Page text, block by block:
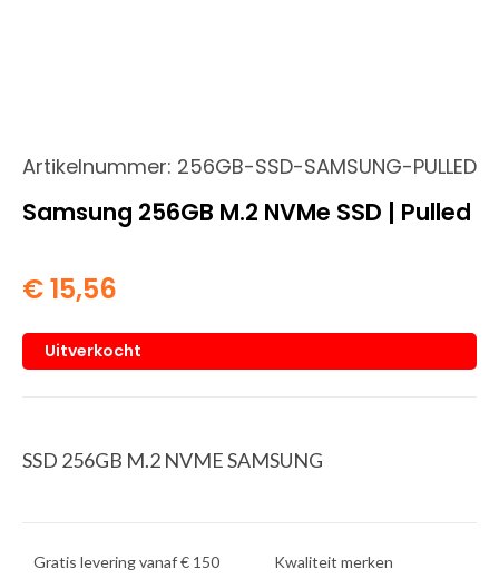
Artikelnummer: 256GB-SSD-SAMSUNG-PULLED
Samsung 256GB M.2 NVMe SSD | Pulled
€15,56
Uitverkocht
SSD 256GB M.2 NVME SAMSUNG
Gratis levering vanaf € 150 Kwaliteit merken